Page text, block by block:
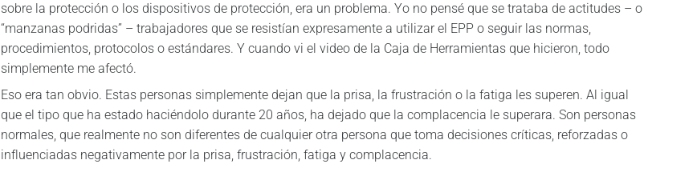
sobre la protección o los dispositivos de protección, era un problema. Yo no pensé que se trataba de actitudes – o
“manzanas podridas” – trabajadores que se resistían expresamente a utilizar el EPP o seguir las normas,
procedimientos, protocolos o estándares. Y cuando vi el video de la Caja de Herramientas que hicieron, todo
simplemente me afectó.
Eso era tan obvio. Estas personas simplemente dejan que la prisa, la frustración o la fatiga les superen. Al igual
que el tipo que ha estado haciéndolo durante 20 años, ha dejado que la complacencia le superara. Son personas
normales, que realmente no son diferentes de cualquier otra persona que toma decisiones críticas, reforzadas o
influenciadas negativamente por la prisa, frustración, fatiga y complacencia.